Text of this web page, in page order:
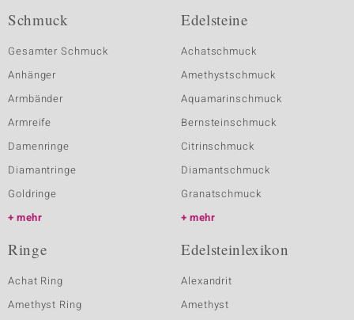
Schmuck
Gesamter Schmuck
Anhänger
Armbänder
Armreife
Damenringe
Diamantringe
Goldringe
mehr
Edelsteine
Achatschmuck
Amethystschmuck
Aquamarinschmuck
Bernsteinschmuck
Citrinschmuck
Diamantschmuck
Granatschmuck
mehr
Ringe
Achat Ring
Amethyst Ring
Edelsteinlexikon
Alexandrit
Amethyst